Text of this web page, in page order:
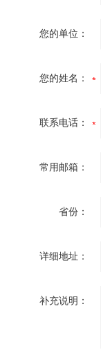
您的单位：
您的姓名：
联系电话：
常用邮箱：
省份：
详细地址：
补充说明：